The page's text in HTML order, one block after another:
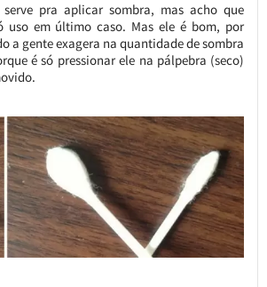
pra aplicar sombra, mas acho que
uso em último caso. Mas ele é bom, por
a gente exagera na quantidade de sombra
é só pressionar ele na pálpebra (seco)